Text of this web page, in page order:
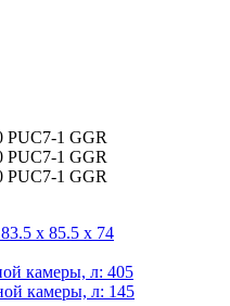
х 85.5 х 74
камеры, л: 405
камеры, л: 145